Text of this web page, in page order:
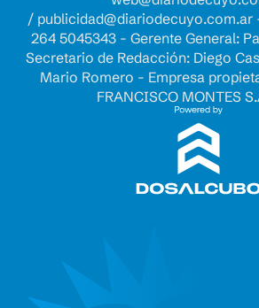
/ publicidad@diariodecuyo.com.ar
264 5045343 - Gerente General:
Secretario de Redacción: Diego
Mario Romero - Empresa
FRANCISCO MONTES